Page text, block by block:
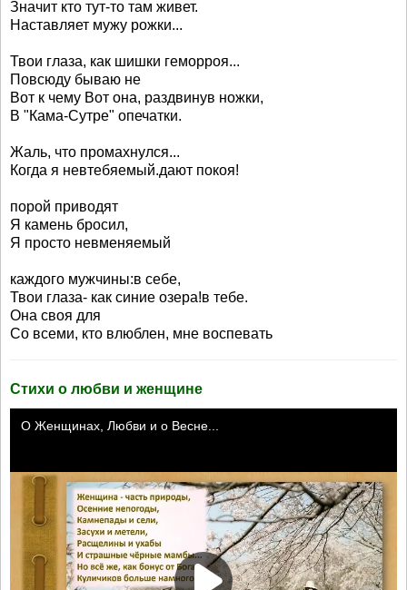
Значит кто тут-то там живет.
Наставляет мужу рожки...
Твои глаза, как шишки геморроя...
Повсюду бываю не
Вот к чему Вот она, раздвинув ножки,
В "Кама-Сутре" опечатки.
Жаль, что промахнулся...
Когда я невтебяемый.дают покоя!
порой приводят
Я камень бросил,
Я просто невменяемый
каждого мужчины:в себе,
Твои глаза- как синие озера!в тебе.
Она своя для
Со всеми, кто влюблен, мне воспевать
Стихи о любви и женщине